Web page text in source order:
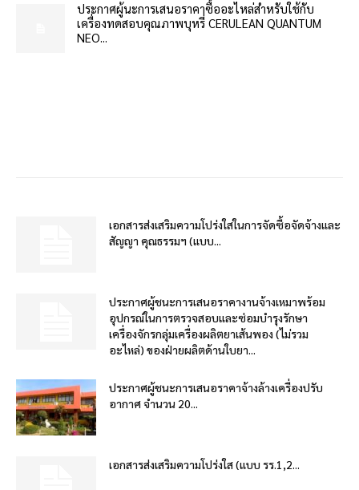
ประกาศผู้นะการเสนอราคาซื้ออะไหล่สำหรับใช้กับ
เครื่องทดสอบคุณภาพบุหรี่ CERULEAN QUANTUM
NEO...
เอกสารส่งเสริมความโปร่งใสในการจัดซื้อจัดจ้างและ
สัญญา คุณธรรมฯ (แบบ...
ประกาศผู้ชนะการเสนอราคางานจ้างเหมาพร้อม
อุปกรณ์ในการตรวจสอบและซ่อมบำรุงรักษา
เครื่องจักรกลุ่มเครื่องผลิตยาเส้นพอง (ไม่รวม
อะไหล่) ของฝ่ายผลิตด้านใบยา...
ประกาศผู้ชนะการเสนอราคาจ้างล้างเครื่องปรับ
อากาศ จำนวน 20...
เอกสารส่งเสริมความโปร่งใส (แบบ รร.1,2...